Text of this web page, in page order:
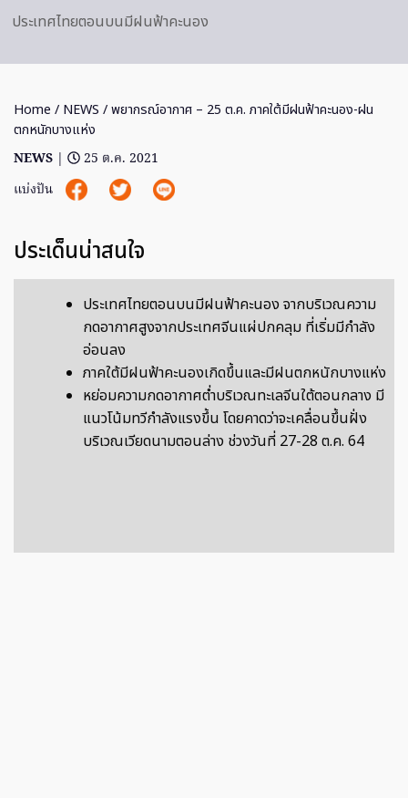
ประเทศไทยตอนบนมีฝนฟ้าคะนอง
Home / NEWS / พยากรณ์อากาศ – 25 ต.ค. ภาคใต้มีฝนฟ้าคะนอง-ฝน
ตกหนักบางแห่ง
NEWS |
25 ต.ค. 2021
แบ่งปัน
ประเด็นน่าสนใจ
ประเทศไทยตอนบนมีฝนฟ้าคะนอง จากบริเวณความ
กดอากาศสูงจากประเทศจีนแผ่ปกคลุม ที่เริ่มมีกำลัง
อ่อนลง
ภาคใต้มีฝนฟ้าคะนองเกิดขึ้นและมีฝนตกหนักบางแห่ง
หย่อมความกดอากาศต่ำบริเวณทะเลจีนใต้ตอนกลาง มี
แนวโน้มทวีกำลังแรงขึ้น โดยคาดว่าจะเคลื่อนขึ้นฝั่ง
บริเวณเวียดนามตอนล่าง ช่วงวันที่ 27-28 ต.ค. 64